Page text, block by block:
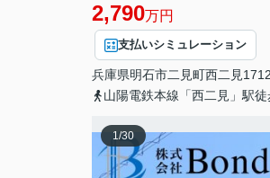
2,790万円
支払いシミュレーション
兵庫県明石市二見町西二見
山陽電鉄本線「西二見」駅
1/30